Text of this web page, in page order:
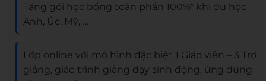
Tặng gói học bổng toàn phần 100%* khi du học
Anh, Úc, Mỹ, …
Lớp online với mô hình đặc biệt 1 Giáo viên – 3 Trợ
giảng, giáo trình giảng dạy sinh động, ứng dụng